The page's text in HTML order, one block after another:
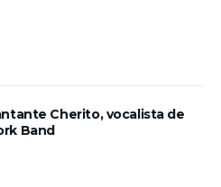
Cherito, vocalista de
Band